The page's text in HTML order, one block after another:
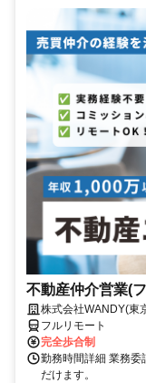
不動産仲介営業(
株式会社WANDY(東
フルリモート
完全歩合制
勤務時間詳細 業務委
だけます。